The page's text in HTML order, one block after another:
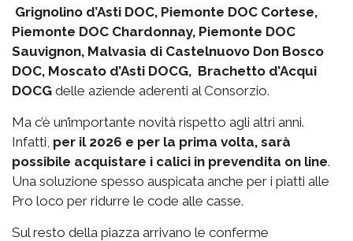
Grignolino d’Asti DOC, Piemonte DOC Cortese,
Piemonte DOC Chardonnay, Piemonte DOC
Sauvignon, Malvasia di Castelnuovo Don Bosco
DOC, Moscato d’Asti DOCG, Brachetto d’Acqui
DOCG delle aziende aderenti al Consorzio.
Ma c’è un’importante novità rispetto agli altri anni.
Infatti, per il 2026 e per la prima volta, sarà
possibile acquistare i calici in prevendita on line.
Una soluzione spesso auspicata anche per i piatti alle
Pro loco per ridurre le code alle casse.
Sul resto della piazza arrivano le conferme